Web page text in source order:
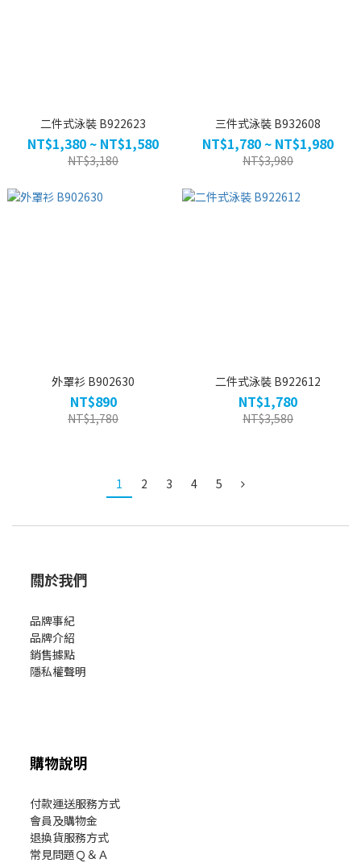
二件式泳裝 B922623
NT$1,380 ~ NT$1,580
NT$3,180
三件式泳裝 B932608
NT$1,780 ~ NT$1,980
NT$3,980
外罩衫 B902630
NT$890
NT$1,780
二件式泳裝 B922612
NT$1,780
NT$3,580
1 2 3 4 5
關於我們
品牌事紀
品牌介紹
銷售據點
隱私權聲明
購物說明
付款運送服務方式
會員及購物金
退換貨服務方式
常見問題Ｑ＆Ａ